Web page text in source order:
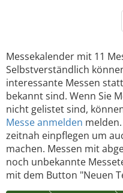
Messekalender mit 11
Selbstverständlich
interessante Messen
bekannt sind. Wenn Sie
nicht gelistet sind,
Messe anmelden
zeitnah einpflegen um
machen. Messen mit
noch unbekannte
mit dem Button "Neuen